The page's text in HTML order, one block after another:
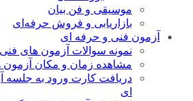
موسیقی و فن بیان
بازاریابی و فروش حرفه‌ای
آزمون فنی و حرفه ای
نمونه سوالات آزمون های
مشاهده زمان و مکان
دریافت کارت ورود به جلسه
ای